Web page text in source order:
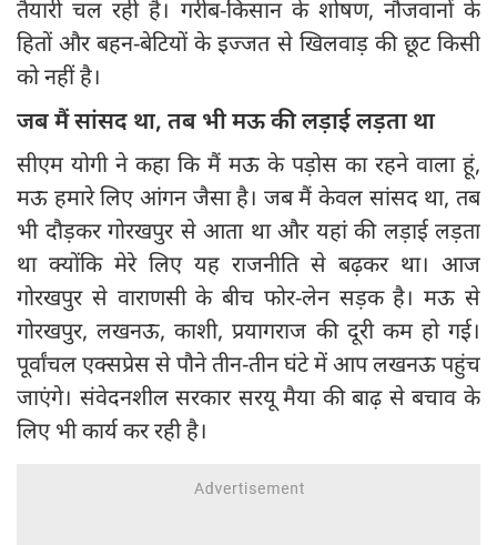
तैयारी चल रही है। गरीब-किसान के शोषण, नौजवानों के
हितों और बहन-बेटियों के इज्जत से खिलवाड़ की छूट किसी
को नहीं है।
जब मैं सांसद था, तब भी मऊ की लड़ाई लड़ता था
सीएम योगी ने कहा कि मैं मऊ के पड़ोस का रहने वाला हूं,
मऊ हमारे लिए आंगन जैसा है। जब मैं केवल सांसद था, तब
भी दौड़कर गोरखपुर से आता था और यहां की लड़ाई लड़ता
था क्योंकि मेरे लिए यह राजनीति से बढ़कर था। आज
गोरखपुर से वाराणसी के बीच फोर-लेन सड़क है। मऊ से
गोरखपुर, लखनऊ, काशी, प्रयागराज की दूरी कम हो गई।
पूर्वांचल एक्सप्रेस से पौने तीन-तीन घंटे में आप लखनऊ पहुंच
जाएंगे। संवेदनशील सरकार सरयू मैया की बाढ़ से बचाव के
लिए भी कार्य कर रही है।